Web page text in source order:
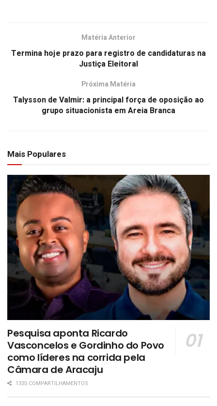
Matéria Anterior
Termina hoje prazo para registro de candidaturas na
Justiça Eleitoral
Próxima Matéria
Talysson de Valmir: a principal força de oposição ao
grupo situacionista em Areia Branca
Mais Populares
Pesquisa aponta Ricardo
Vasconcelos e Gordinho do Povo
como líderes na corrida pela
Câmara de Aracaju
1335 COMPARTILHAMENTOS